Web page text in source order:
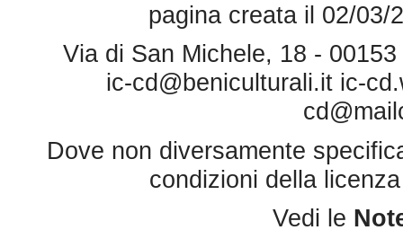
pagina creata il 02/03/
Via di San Michele, 18 -
ic-cd@beniculturali.it ic-
Dove non diversamente
condizioni della
Vedi le